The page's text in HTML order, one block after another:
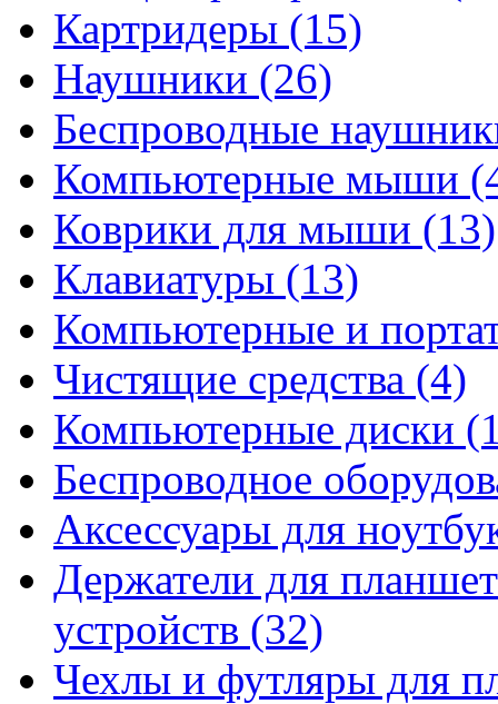
Картридеры (15)
Наушники (26)
Беспроводные
Компьютерные мыши
Коврики для мыши (13)
Клавиатуры (13)
Компьютерные и
Чистящие средства (4)
Компьютерные диски
Беспроводное
Аксессуары для
Держатели для
устройств (32)
Чехлы и футляры для